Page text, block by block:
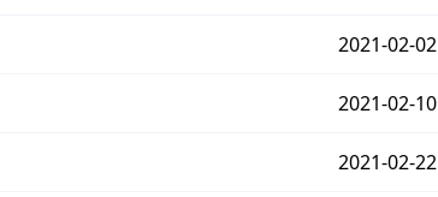
2021-02-02
2021-02-10
2021-02-22